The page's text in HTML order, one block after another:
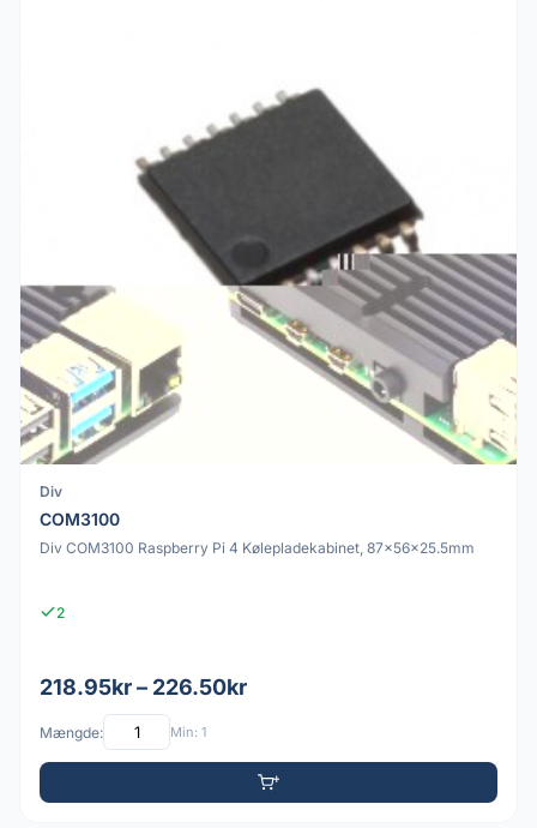
Div
COM3100
Div COM3100 Raspberry Pi 4 Kølepladekabinet, 87x56x25.5mm
2
218.95kr – 226.50kr
Mængde: Min: 1